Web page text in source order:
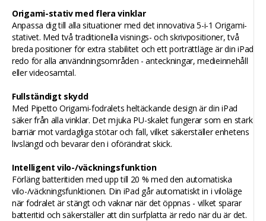
Origami-stativ med flera vinklar
Anpassa dig till alla situationer med det innovativa 5-i-1 Origami-
stativet. Med två traditionella visnings- och skrivpositioner, två
breda positioner för extra stabilitet och ett porträttläge är din iPad
redo för alla användningsområden - anteckningar, medieinnehåll
eller videosamtal.
Fullständigt skydd
Med Pipetto Origami-fodralets heltäckande design är din iPad
säker från alla vinklar. Det mjuka PU-skalet fungerar som en stark
barriär mot vardagliga stötar och fall, vilket säkerställer enhetens
livslängd och bevarar den i oförändrat skick.
Intelligent vilo-/väckningsfunktion
Förläng batteritiden med upp till 20 % med den automatiska
vilo-/väckningsfunktionen. Din iPad går automatiskt in i viloläge
när fodralet är stängt och vaknar när det öppnas - vilket sparar
batteritid och säkerställer att din surfplatta är redo när du är det.